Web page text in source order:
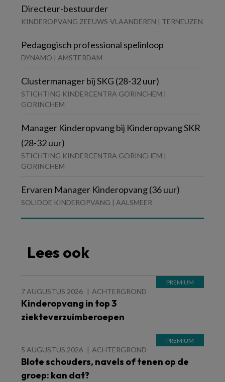
Directeur-bestuurder
KINDEROPVANG ZEEUWS-VLAANDEREN | TERNEUZEN
Pedagogisch professional spelinloop
DYNAMO | AMSTERDAM
Clustermanager bij SKG (28-32 uur)
STICHTING KINDERCENTRA GORINCHEM |
GORINCHEM
Manager Kinderopvang bij Kinderopvang SKR
(28-32 uur)
STICHTING KINDERCENTRA GORINCHEM |
GORINCHEM
Ervaren Manager Kinderopvang (36 uur)
SOLIDOE KINDEROPVANG | AALSMEER
Lees ook
7 AUGUSTUS 2026 ACHTERGROND
Kinderopvang in top 3
ziekteverzuimberoepen
5 AUGUSTUS 2026 ACHTERGROND
Blote schouders, navels of tenen op de
groep: kan dat?